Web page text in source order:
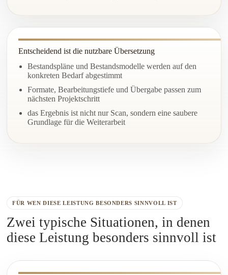
Entscheidend ist die nutzbare Übersetzung
Bestandspläne und Bestandsmodelle werden auf den
konkreten Bedarf abgestimmt
Formate, Bearbeitungstiefe und Übergabe passen zum
nächsten Projektschritt
das Ergebnis ist nicht nur Scan, sondern eine saubere
Grundlage für die Weiterarbeit
FÜR WEN DIESE LEISTUNG BESONDERS SINNVOLL IST
Zwei typische Situationen, in denen
diese Leistung besonders sinnvoll ist